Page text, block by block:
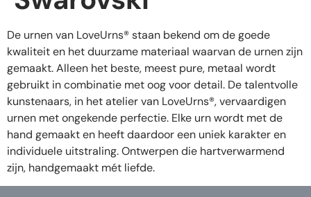
De urnen van LoveUrns® staan bekend om de goede
kwaliteit en het duurzame materiaal waarvan de urnen zijn
gemaakt. Alleen het beste, meest pure, metaal wordt
gebruikt in combinatie met oog voor detail. De talentvolle
kunstenaars, in het atelier van LoveUrns®, vervaardigen
urnen met ongekende perfectie. Elke urn wordt met de
hand gemaakt en heeft daardoor een uniek karakter en
individuele uitstraling. Ontwerpen die hartverwarmend
zijn, handgemaakt mét liefde.